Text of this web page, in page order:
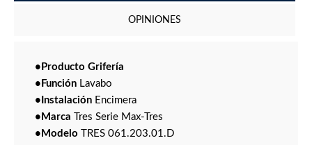
OPINIONES
•Producto Grifería
•Función Lavabo
•Instalación Encimera
•Marca Tres Serie Max-Tres
•Modelo TRES 061.203.01.D